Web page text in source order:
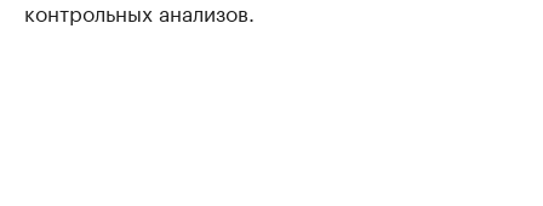
контрольных анализов.